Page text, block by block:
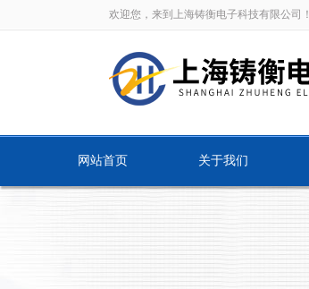
欢迎您，来到上海铸衡电子科技有限公司！
网站首页 关于我们